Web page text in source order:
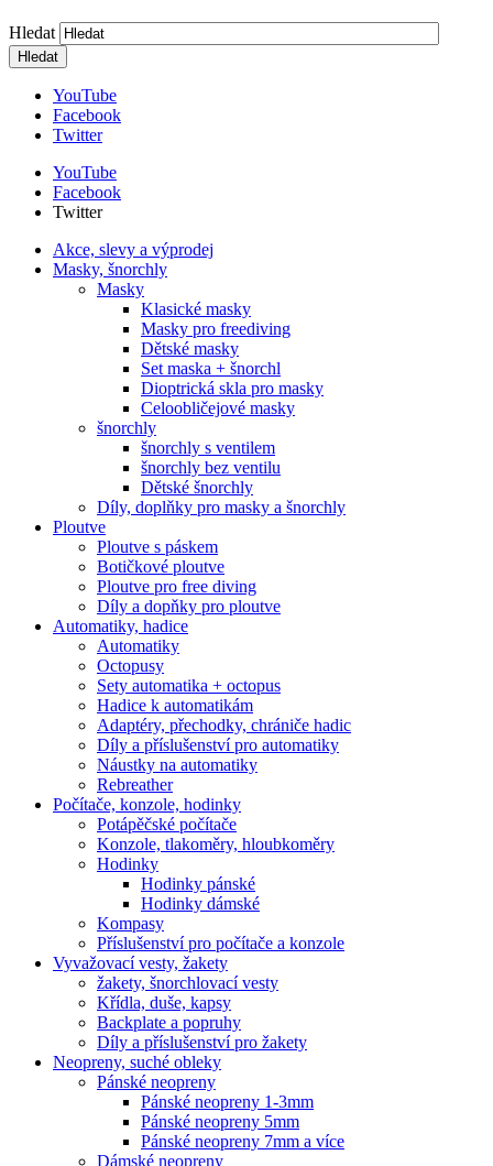
Hledat
YouTube
Facebook
Twitter
YouTube
Facebook
Twitter
Akce, slevy a výprodej
Masky, šnorchly
Masky
Klasické masky
Masky pro freediving
Dětské masky
Set maska + šnorchl
Dioptrická skla pro masky
Celoobličejové masky
šnorchly
šnorchly s ventilem
šnorchly bez ventilu
Dětské šnorchly
Díly, doplňky pro masky a šnorchly
Ploutve
Ploutve s páskem
Botičkové ploutve
Ploutve pro free diving
Díly a dopňky pro ploutve
Automatiky, hadice
Automatiky
Octopusy
Sety automatika + octopus
Hadice k automatikám
Adaptéry, přechodky, chrániče hadic
Díly a příslušenství pro automatiky
Náustky na automatiky
Rebreather
Počítače, konzole, hodinky
Potápěčské počítače
Konzole, tlakoměry, hloubkoměry
Hodinky
Hodinky pánské
Hodinky dámské
Kompasy
Příslušenství pro počítače a konzole
Vyvažovací vesty, žakety
žakety, šnorchlovací vesty
Křídla, duše, kapsy
Backplate a popruhy
Díly a příslušenství pro žakety
Neopreny, suché obleky
Pánské neopreny
Pánské neopreny 1-3mm
Pánské neopreny 5mm
Pánské neopreny 7mm a více
Dámské neopreny